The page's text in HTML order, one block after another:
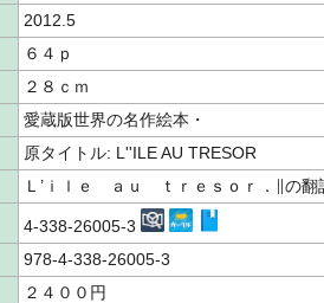
2012.5
６４ｐ
２８ｃｍ
愛蔵版世界の名作絵本・
原タイトル: L''ILE AU TRESOR
Ｌ’ｉｌｅ ａｕ ｔｒｅｓｏｒ．∥の翻
4-338-26005-3
978-4-338-26005-3
２４００円